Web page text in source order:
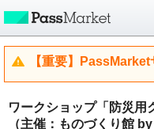
【重要】
ワークショップ「防災用
（主催：ものづくり館 by